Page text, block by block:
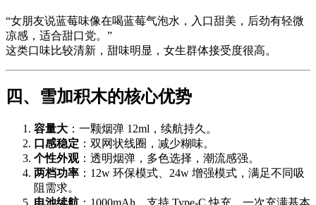
“女朋友说蓝莓味像在喝蓝莓气泡水，入口甜美，后劲有轻微
凉感，适合甜口党。”
这类口味比较清新，甜味明显，女生群体接受度很高。
四、雪加积木的核心优势
容量大 ：一颗烟弹 12ml，续航持久。
口感稳定 ：双网状线圈，减少糊味。
个性外观：透明烟弹，多色选择，潮流感强。
两档功率 ：12w 环保模式、24w 增强模式，满足不同吸
阻需求。